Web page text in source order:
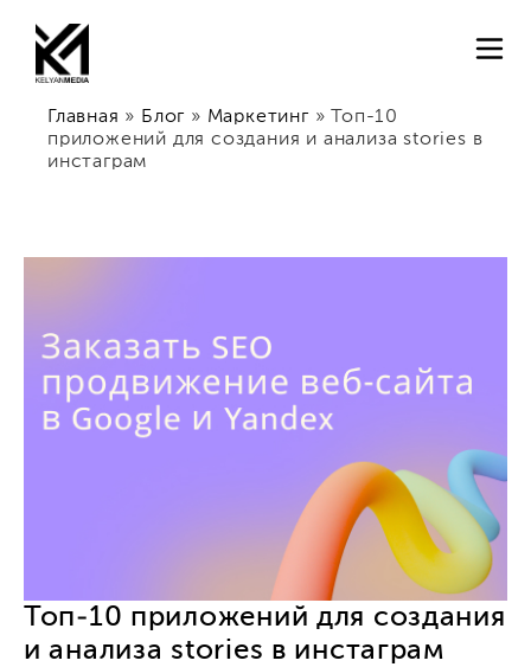
Главная » Блог » Маркетинг»
Топ-10
приложений для создания и анализа stories в
инстаграм
Топ-10 приложений для создания
и анализа stories в инстаграм